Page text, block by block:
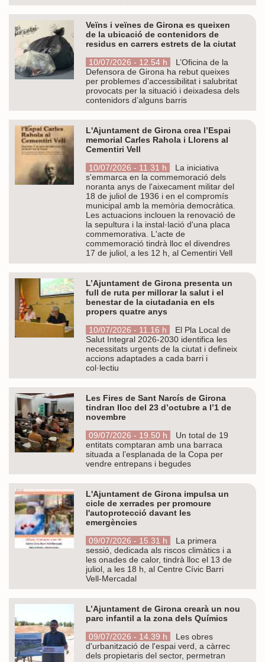
Veïns i veïnes de Girona es queixen
de la ubicació de contenidors de
residus en carrers estrets de la ciutat
10/07/2026 - 12.54 h
L’Oficina de la
Defensora de Girona ha rebut queixes
per problemes d’accessibilitat i salubritat
provocats per la situació i deixadesa dels
contenidors d’alguns barris
L'Ajuntament de Girona crea l’Espai
memorial Carles Rahola i Llorens al
Cementiri Vell
10/07/2026 - 11.31 h
La iniciativa
s'emmarca en la commemoració dels
noranta anys de l'aixecament militar del
18 de juliol de 1936 i en el compromís
municipal amb la memòria democràtica.
Les actuacions inclouen la renovació de
la sepultura i la instal·lació d'una placa
commemorativa. L'acte de
commemoració tindrà lloc el divendres
17 de juliol, a les 12 h, al Cementiri Vell
L’Ajuntament de Girona presenta un
full de ruta per millorar la salut i el
benestar de la ciutadania en els
propers quatre anys
10/07/2026 - 11.16 h
El Pla Local de
Salut Integral 2026-2030 identifica les
necessitats urgents de la ciutat i defineix
accions adaptades a cada barri i
col·lectiu
Les Fires de Sant Narcís de Girona
tindran lloc del 23 d’octubre a l’1 de
novembre
09/07/2026 - 19.50 h
Un total de 19
entitats comptaran amb una barraca
situada a l’esplanada de la Copa per
vendre entrepans i begudes
L'Ajuntament de Girona impulsa un
cicle de xerrades per promoure
l'autoprotecció davant les
emergències
09/07/2026 - 15.31 h
La primera
sessió, dedicada als riscos climàtics i a
les onades de calor, tindrà lloc el 13 de
juliol, a les 18 h, al Centre Cívic Barri
Vell-Mercadal
L’Ajuntament de Girona crearà un nou
parc infantil a la zona dels Químics
09/07/2026 - 14.39 h
Les obres
d'urbanització de l'espai verd, a càrrec
dels propietaris del sector, permetran